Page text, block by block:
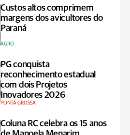
Custos altos comprimem
margens dos avicultores do
Paraná
AGRO
PG conquista
reconhecimento estadual
com dois Projetos
Inovadores 2026
PONTA GROSSA
Coluna RC celebra os 15 anos